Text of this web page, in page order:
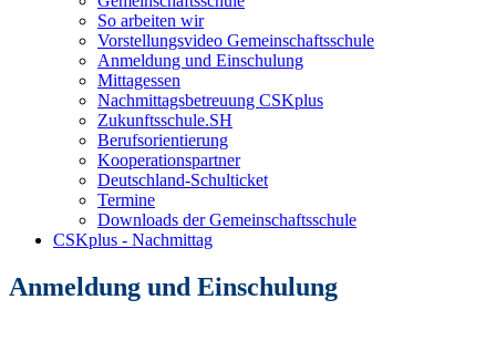
So arbeiten wir
Vorstellungsvideo Gemeinschaftsschule
Anmeldung und Einschulung
Mittagessen
Nachmittagsbetreuung CSKplus
Zukunftsschule.SH
Berufsorientierung
Kooperationspartner
Deutschland-Schulticket
Termine
Downloads der Gemeinschaftsschule
CSKplus - Nachmittag
Anmeldung und Einschulung